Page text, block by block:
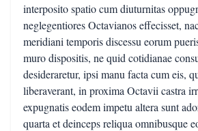
interposito spatio cum diuturnitas
neglegentiores Octavianos effecisset,
meridiani temporis discessu eorum
muro dispositis, ne quid cotidianae
desideraretur, ipsi manu facta cum eis,
liberaverant, in proxima Octavii castra
expugnatis eodem impetu altera sunt
quarta et deinceps reliqua omnibusque